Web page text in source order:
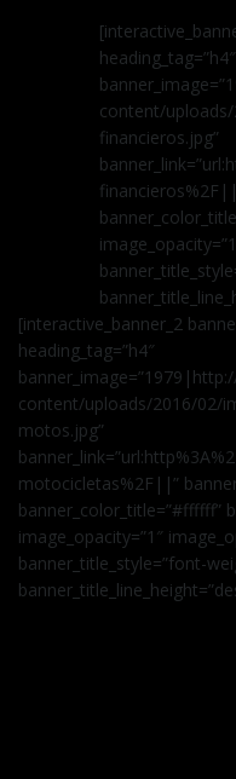
heading_tag=”h4″
content/
financieros.jpg”
[interactive_banner_2
heading_tag=”h4″
content/uploads/2016/02/
motos.jpg”
motocicletas%2F||”
banner_color_title=”#ffffff”
image_opacity=”1″
banner_title_style=”font-